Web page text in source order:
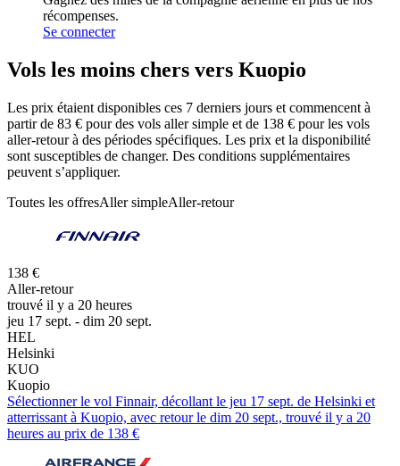
récompenses.
Se connecter
Vols les moins chers vers Kuopio
Les prix étaient disponibles ces 7 derniers jours et commencent à
partir de 83 € pour des vols aller simple et de 138 € pour les vols
aller-retour à des périodes spécifiques. Les prix et la disponibilité
sont susceptibles de changer. Des conditions supplémentaires
peuvent s’appliquer.
Toutes les offresAller simpleAller-retour
138 €
Aller-retour
trouvé il y a 20 heures
jeu 17 sept. - dim 20 sept.
HEL
Helsinki
KUO
Kuopio
Sélectionner le vol Finnair, décollant le jeu 17 sept. de Helsinki et
atterrissant à Kuopio, avec retour le dim 20 sept., trouvé il y a 20
heures au prix de 138 €